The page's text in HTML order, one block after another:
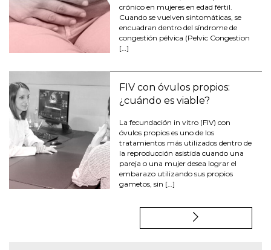
crónico en mujeres en edad fértil.
Cuando se vuelven sintomáticas, se
encuadran dentro del síndrome de
congestión pélvica (Pelvic Congestion
[…]
FIV con óvulos propios:
¿cuándo es viable?
La fecundación in vitro (FIV) con
óvulos propios es uno de los
tratamientos más utilizados dentro de
la reproducción asistida cuando una
pareja o una mujer desea lograr el
embarazo utilizando sus propios
gametos, sin […]